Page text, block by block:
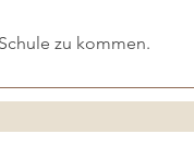
zu kommen.